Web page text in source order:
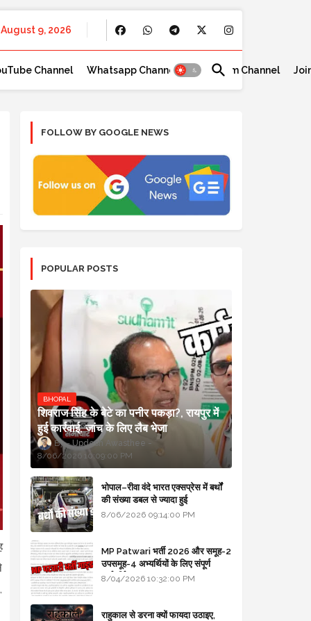
August 9, 2026
Channel Whatsapp Channel Telegram Channel
FOLLOW BY GOOGLE NEWS
POPULAR POSTS
BHOPAL
शिवराज सिंह के बेटे का पनीर पकड़ा?, रायपुर में
हुई कार्रवाई, जांच के लिए लैब भेजा
Updesh Awasthee
8/06/2026 10:09:00 PM
भोपाल–रीवा वंदे भारत एक्सप्रेस में बर्थों
की संख्या डबल से ज्यादा हुई
8/06/2026 09:14:00 PM
MP Patwari भर्ती 2026 और समूह-2
उपसमूह-4 अभ्यर्थियों के लिए संपूर्ण
मार्गदर्शिका
8/04/2026 10:32:00 PM
राहुकाल से डरना क्यों फायदा उठाइए,